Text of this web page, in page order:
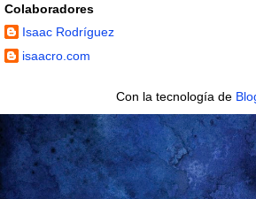
Colaboradores
Isaac Rodríguez
isaacro.com
Con la tecnología de